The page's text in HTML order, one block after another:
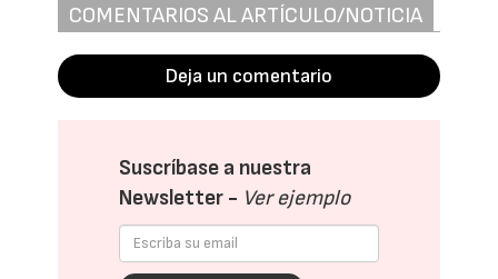
COMENTARIOS AL ARTÍCULO/NOTICIA
Deja un comentario
Suscríbase a nuestra
Newsletter - Ver ejemplo